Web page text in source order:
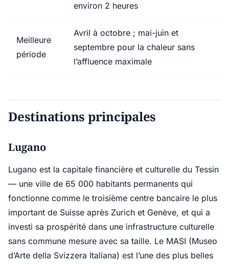
environ 2 heures
Meilleure
période
Avril à octobre ; mai-juin et
septembre pour la chaleur sans
l’affluence maximale
Destinations principales
Lugano
Lugano est la capitale financière et culturelle du Tessin
— une ville de 65 000 habitants permanents qui
fonctionne comme le troisième centre bancaire le plus
important de Suisse après Zurich et Genève, et qui a
investi sa prospérité dans une infrastructure culturelle
sans commune mesure avec sa taille. Le MASI (Museo
d’Arte della Svizzera Italiana) est l’une des plus belles